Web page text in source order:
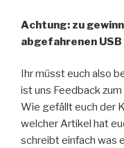
Achtung: zu
abgefahrenen
Ihr müsst euch also
ist uns Feedback
Wie gefällt euch der
welcher Artikel hat
schreibt einfach was